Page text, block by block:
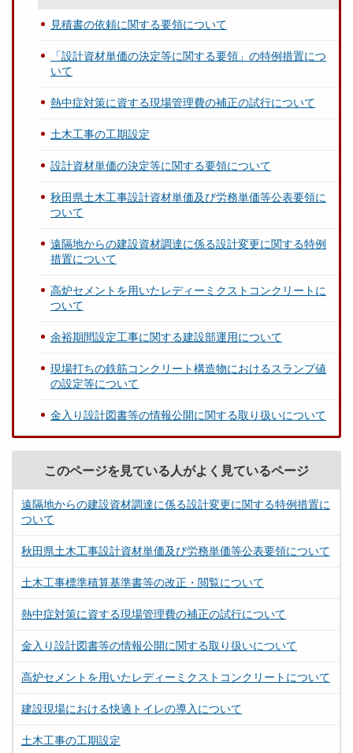
見積書の依頼に関する要領について
「設計資材単価の決定等に関する要領」の特例措置につ
いて
熱中症対策に資する現場管理費の補正の試行について
土木工事の工期設定
設計資材単価の決定等に関する要領について
秋田県土木工事設計資材単価及び労務単価等公表要領に
ついて
遠隔地からの建設資材調達に係る設計変更に関する特例
措置について
高炉セメントを用いたレディーミクストコンクリートに
ついて
余裕期間設定工事に関する建設部運用について
現場打ちの鉄筋コンクリート構造物におけるスランプ値
の設定等について
金入り設計図書等の情報公開に関する取り扱いについて
このページを見ている人がよく見ているページ
遠隔地からの建設資材調達に係る設計変更に関する特例措置に
ついて
秋田県土木工事設計資材単価及び労務単価等公表要領について
土木工事標準積算基準書等の改正・閲覧について
熱中症対策に資する現場管理費の補正の試行について
金入り設計図書等の情報公開に関する取り扱いについて
高炉セメントを用いたレディーミクストコンクリートについて
建設現場における快適トイレの導入について
土木工事の工期設定